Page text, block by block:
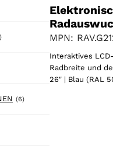
41 products
32 products
(6)6 products
products
MPN:
Interaktives
Radbreite und
26″ | Blau (RAL